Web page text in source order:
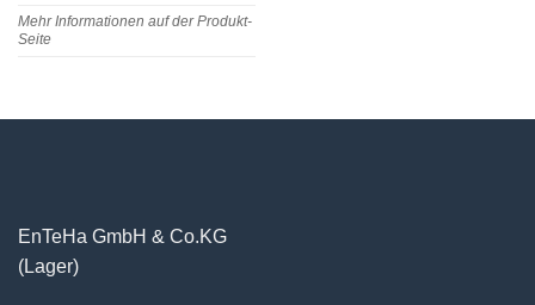
Mehr Informationen auf der Produkt-
Seite
EnTeHa GmbH & Co.KG
(Lager)